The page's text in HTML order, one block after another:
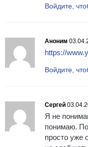
Войдите,
Аноним
https://
Войдите,
Сергей
Я не
понимаю.
просто уже